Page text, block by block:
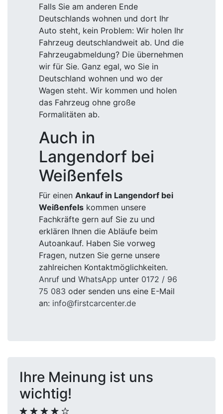
Falls Sie am anderen Ende
Deutschlands wohnen und dort Ihr
Auto steht, kein Problem: Wir holen Ihr
Fahrzeug deutschlandweit ab. Und die
Fahrzeugabmeldung? Die übernehmen
wir für Sie. Ganz egal, wo Sie in
Deutschland wohnen und wo der
Wagen steht. Wir kommen und holen
das Fahrzeug ohne große
Formalitäten ab.
Auch in
Langendorf bei
Weißenfels
Für einen Ankauf in Langendorf bei
Weißenfels kommen unsere
Fachkräfte gern auf Sie zu und
erklären Ihnen die Abläufe beim
Autoankauf. Haben Sie vorweg
Fragen, nutzen Sie gerne unsere
zahlreichen Kontaktmöglichkeiten.
Anruf und WhatsApp unter 0172 / 96
75 083 oder senden uns eine E-Mail
an: info@firstcarcenter.de
Ihre Meinung ist uns
wichtig!